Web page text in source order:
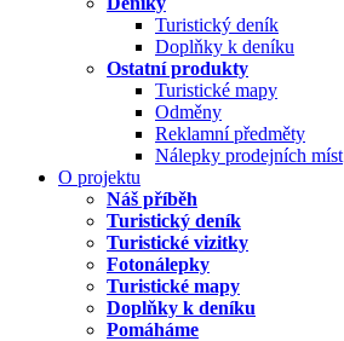
Turistický deník
Doplňky k deníku
Ostatní produkty
Turistické mapy
Odměny
Reklamní předměty
Nálepky prodejních míst
O projektu
Náš příběh
Turistický deník
Turistické vizitky
Fotonálepky
Turistické mapy
Doplňky k deníku
Pomáháme